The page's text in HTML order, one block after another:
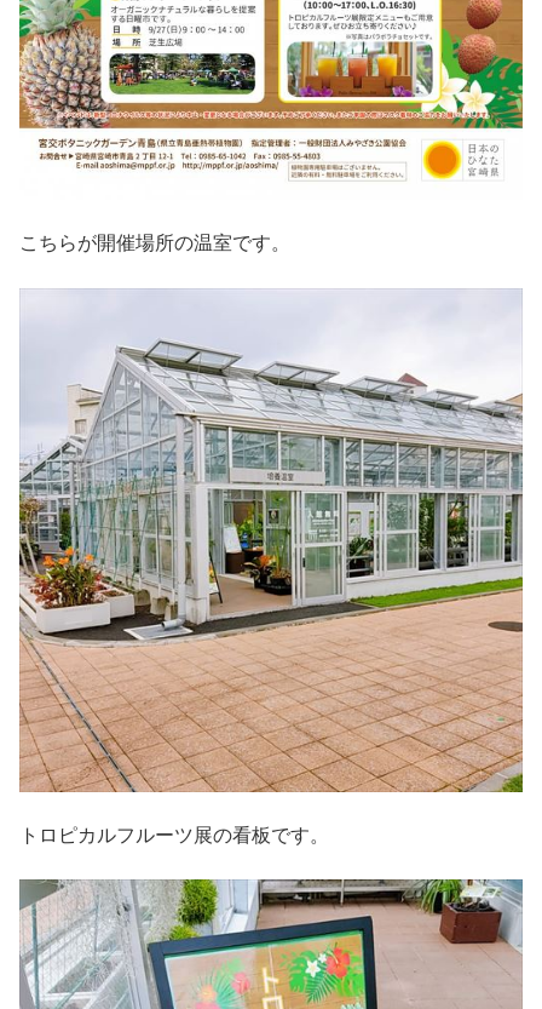
こちらが開催場所の温室です。
トロピカルフルーツ展の看板です。